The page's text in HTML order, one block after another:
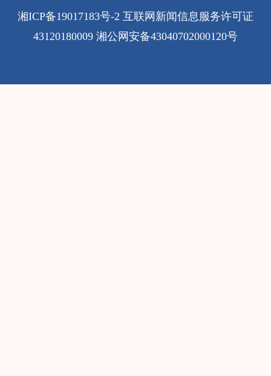
湘ICP备19017183号-2 互联网新闻信息服务许可证
43120180009 湘公网安备43040702000120号